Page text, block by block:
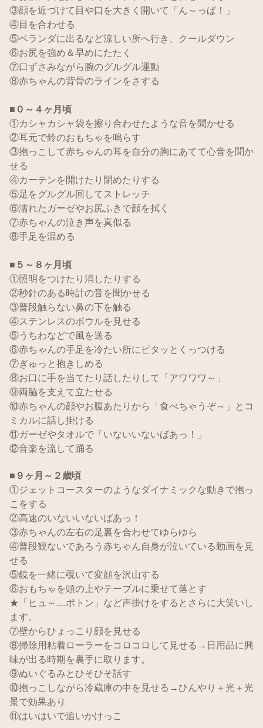
③顔を近づけて目や口を大きく開いて「ん～っぱ！」
④目を合わせる
⑤ベランダに出るなど涼しい所へ行き、クールダウン
⑥お尻を強め＆早めにたたく
⑦口ずさみながら腕のグルグル運動
⑧赤ちゃんの背骨のラインをさする
■０～４ヶ月頃
①カシャカシャ袋を擦り合わせたような音を聞かせる
②耳元で鈴のおもちゃを鳴らす
③抱っこして赤ちゃんの耳を自分の胸にあてて心音を聞か
せる
④カーテンを開けたり閉めたりする
⑤足をグルグル回してストレッチ
⑥濡れたガーゼやお尻ふきで顔を拭く
⑦赤ちゃんの泣き声を真似る
⑧手足を温める
■５～８ヶ月頃
①照明をつけたり消したりする
②秒針のある時計の音を聞かせる
③普段触らない鼻の下を触る
④ステンレスのボウルを見せる
⑤うちわなどで風を送る
⑥赤ちゃんの手足を冷たい所にピタッとくっつける
⑦ぎゅっと抱きしめる
⑧お口に手を当てたり話したりして「アワワワ～」
⑨両脇を支えて立たせる
⑩赤ちゃんの顔やお腹あたりから「食べちゃうぞ～」とコ
ミカルに話し掛ける
⑪ガーゼやタオルで「いないいないばあっ！」
⑫音楽を流して踊る
■９ヶ月～２歳頃
①ジェットコースターのようなダイナミックな動きで抱っ
こをする
②高速のいないいないばあっ！
③赤ちゃんの左右の足裏を合わせてゆらゆら
④普段観ないであろう赤ちゃん自身が泣いている動画を見
せる
⑤鏡を一緒に覗いて変顔を沢山する
⑥おもちゃを頭の上やテーブルに乗せて落とす
★「ヒュ～…ポトン」など声掛けをするとさらに大笑いし
ます。
⑦壁からひょっこり顔を見せる
⑧掃除用粘着ローラーをコロコロして見せる→日用品に興
味が出る時期を裏手に取ります。
⑨ぬいぐるみとひそひそ話す
⑩抱っこしながら冷蔵庫の中を見せる→ひんやり＋光＋光
景で効果あり
⑪はいはいで追いかけっこ